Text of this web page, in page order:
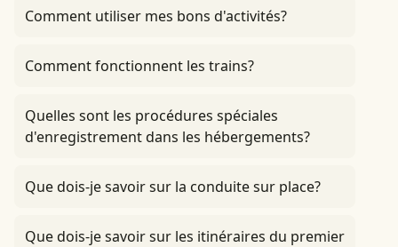
Comment utiliser mes bons d'activités?
Comment fonctionnent les trains?
Quelles sont les procédures spéciales
d'enregistrement dans les hébergements?
Que dois-je savoir sur la conduite sur place?
Que dois-je savoir sur les itinéraires du premier